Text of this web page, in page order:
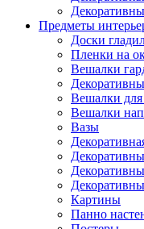
Предметы
Доски
Пленки на
Вешалки
Вешалки
Вешалки
Вазы
Картины
Панно